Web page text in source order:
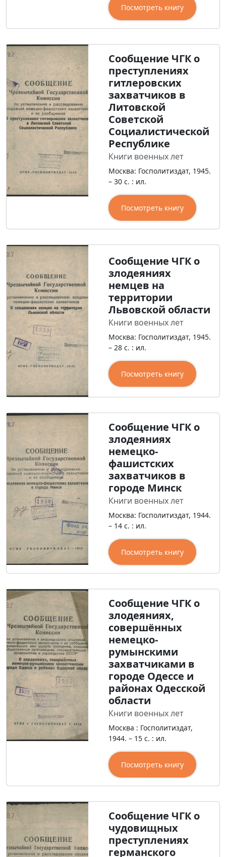
Посмотреть книгу
Сообщение ЧГК о
преступлениях
гитлеровских
захватчиков в
Литовской
Советской
Социалистической
Республике
Книги военных лет
Москва: Госполитиздат, 1945.
– 30 с. : ил.
Посмотреть книгу
Сообщение ЧГК о
злодеяниях
немцев на
территории
Львовской области
Книги военных лет
Москва: Госполитиздат, 1945.
– 28 с. : ил.
Посмотреть книгу
Сообщение ЧГК о
злодеяниях
немецко-
фашистских
захватчиков в
городе Минск
Книги военных лет
Москва: Госполитиздат, 1944.
– 14 с. : ил.
Посмотреть книгу
Сообщение ЧГК о
злодеяниях,
совершённых
немецко-
румынскими
захватчиками в
городе Одессе и
районах Одесской
области
Книги военных лет
Москва : Госполитиздат,
1944. – 15 с. : ил.
Посмотреть книгу
Сообщение ЧГК о
чудовищных
преступлениях
германского